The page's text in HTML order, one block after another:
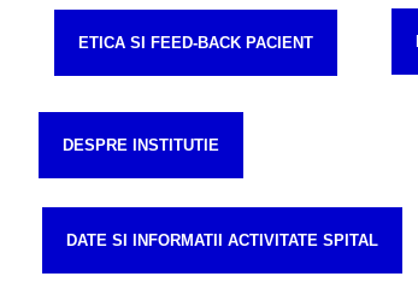
ETICA SI FEED-BACK PACIENT
DESPRE INSTITUTIE
DATE SI INFORMATII ACTIVITATE SPITAL